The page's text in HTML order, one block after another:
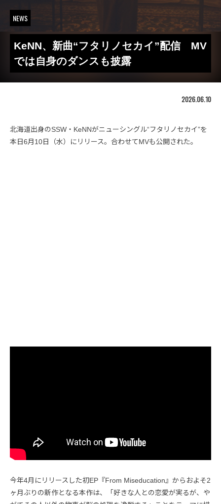
NEWS
KeNN、新曲“フタリノセカイ”配信 MV
では自身のダンスも披露
2026.06.10
北海道出身のSSW・KeNNがニューシングル“フタリノセカイ”を
本日6月10日（水）にリリース。合わせてMVも公開された。
今年4月にリリースした初EP『From Miseducation』からおよそ2
ヶ月ぶりの新作となる本作は、「好きな人との恋愛が実るが、や